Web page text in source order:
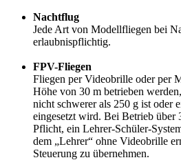
Nachtflug
Jede Art von Modellfliegen bei
erlaubnispflichtig.
FPV-Fliegen
Fliegen per Videobrille oder per
Höhe von 30 m betrieben
nicht schwerer als 250 g ist oder
eingesetzt wird. Bei Betrieb über
Pflicht, ein Lehrer-Schüler-
dem „Lehrer“ ohne Videobrille
Steuerung zu übernehmen.